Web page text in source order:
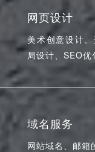
网页设计
美术创意设计
局设计、SEO优
域名服务
网站域名、邮箱